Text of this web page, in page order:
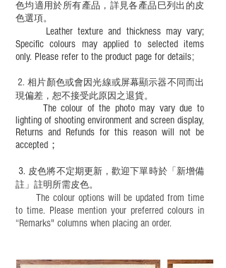
色均適用於所有產品，詳見各產品巳列出的皮
色選項。
Leather texture and thickness may vary;
Specific colours may applied to selected items
only. Please refer to the product page for details;
​2.相片顏色或會因光線或屏幕顯示器不同而出
現偏差，恕不接受此原因之退貨。
The colour of the photo may vary due to
lighting of shooting environment and screen display,
Returns and Refunds for this reason will not be
accepted；
3. 皮色將不定期更新，歡迎下單時於「新增備
註」註明 所需皮色。
The colour options will be updated from time
to time. Please mention your preferred colours in
“Remarks" columns when placing an order.